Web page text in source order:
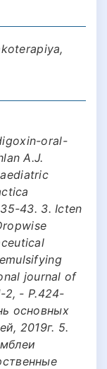
oral-
A.J.
43. 3. Icten
journal of
2, - P.424-
основных
2019г. 5.